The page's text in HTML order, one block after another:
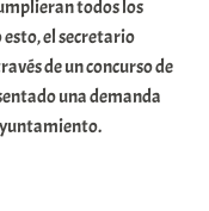
todos los
esto, el secretario
de un concurso de
una demanda